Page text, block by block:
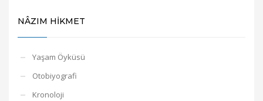
NÂZIM HİKMET
Yaşam Öyküsü
Otobiyografi
Kronoloji